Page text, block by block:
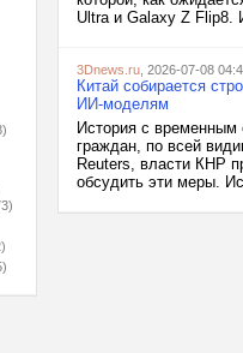
Ultra и Galaxy Z Flip8.
3Dnews.ru , 2026-07-08
Китай собирается
ИИ-моделям
История с
граждан, по всей
Reuters, власти КНР
обсудить эти меры.